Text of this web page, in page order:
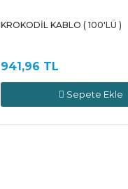
KROKODİL KABLO ( 100'LÜ )
941,96 TL
Sepete Ekle